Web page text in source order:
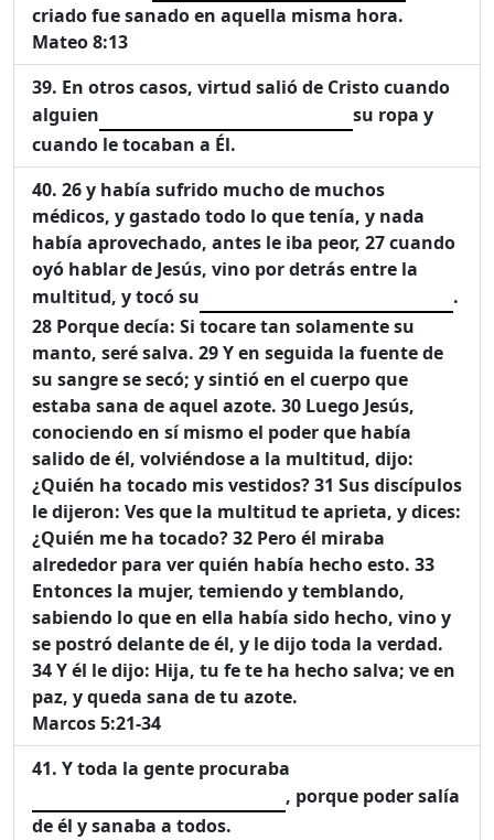
criado fue sanado en aquella misma hora.
Mateo 8:13
En otros casos, virtud salió de Cristo cuando
alguien
su ropa y
cuando le tocaban a Él.
26 y había sufrido mucho de muchos
médicos, y gastado todo lo que tenía, y nada
había aprovechado, antes le iba peor, 27 cuando
oyó hablar de Jesús, vino por detrás entre la
multitud, y tocó su
.
28 Porque decía: Si tocare tan solamente su
manto, seré salva. 29 Y en seguida la fuente de
su sangre se secó; y sintió en el cuerpo que
estaba sana de aquel azote. 30 Luego Jesús,
conociendo en sí mismo el poder que había
salido de él, volviéndose a la multitud, dijo:
¿Quién ha tocado mis vestidos? 31 Sus discípulos
le dijeron: Ves que la multitud te aprieta, y dices:
¿Quién me ha tocado? 32 Pero él miraba
alrededor para ver quién había hecho esto. 33
Entonces la mujer, temiendo y temblando,
sabiendo lo que en ella había sido hecho, vino y
se postró delante de él, y le dijo toda la verdad.
34 Y él le dijo: Hija, tu fe te ha hecho salva; ve en
paz, y queda sana de tu azote.
Marcos 5:21-34
Y toda la gente procuraba
, porque poder salía
de él y sanaba a todos.